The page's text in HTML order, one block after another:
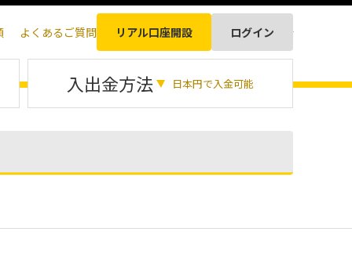
日本語
よくあるご質問 リアル口座開設 ログイン
入出金方法 日本円で入金可能